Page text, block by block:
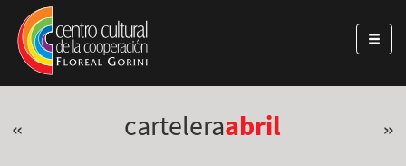
Pasar al contenido principal
Jump to main content
« carteleraabril »